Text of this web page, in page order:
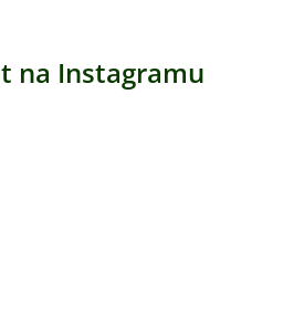
na Instagramu